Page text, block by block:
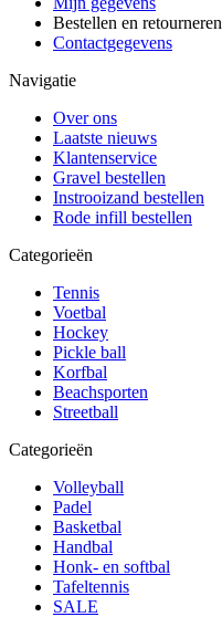
Bestellen en retourneren
Contactgegevens
Navigatie
Over ons
Laatste nieuws
Klantenservice
Gravel bestellen
Instrooizand bestellen
Rode infill bestellen
Categorieën
Tennis
Voetbal
Hockey
Pickle ball
Korfbal
Beachsporten
Streetball
Categorieën
Volleyball
Padel
Basketbal
Handbal
Honk- en softbal
Tafeltennis
SALE